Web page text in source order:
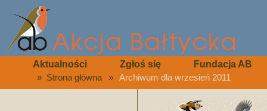
Aktualności Zgłoś się Fundacja AB
» Strona główna » Archiwum dla wrzesień 2011